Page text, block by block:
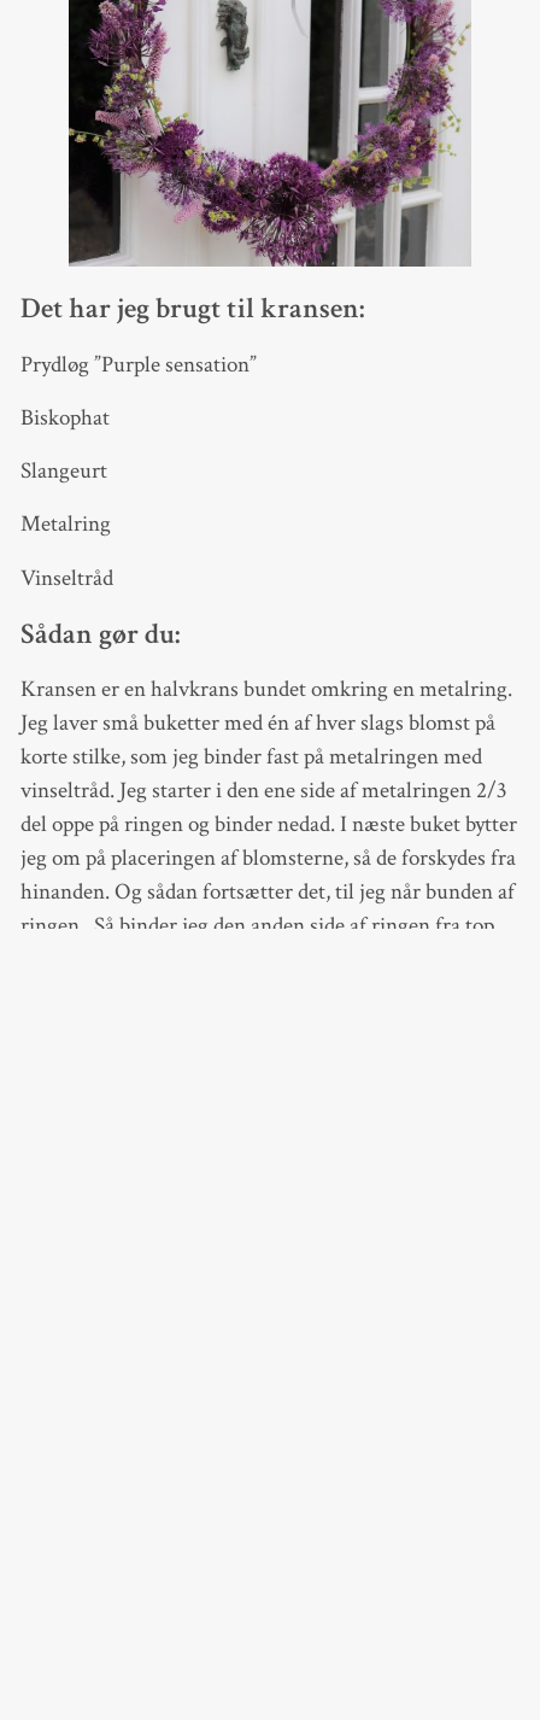
Det har jeg brugt til kransen:
Prydløg ”Purple sensation”
Biskophat
Slangeurt
Metalring
Vinseltråd
Sådan gør du:
Kransen er en halvkrans bundet omkring en metalring.
Jeg laver små buketter med én af hver slags blomst på
korte stilke, som jeg binder fast på metalringen med
vinseltråd. Jeg starter i den ene side af metalringen 2/3
del oppe på ringen og binder nedad. I næste buket bytter
jeg om på placeringen af blomsterne, så de forskydes fra
hinanden. Og sådan fortsætter det, til jeg når bunden af
ringen. Så binder jeg den anden side af ringen fra top